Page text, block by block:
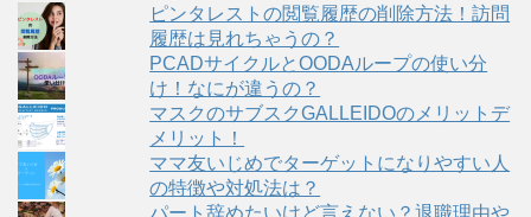
ピンタレストの閲覧履歴の削除方法！訪問
履歴は見れちゃうの？
PCADサイクルとOODAループの使い分
け！なにが違うの？
マスクのサブスクGALLEIDOのメリットデ
メリット！
ママ友いじめでターゲットになりやすい人
の特徴や対処法は？
パート辞めたいけど言えない？退職理由や